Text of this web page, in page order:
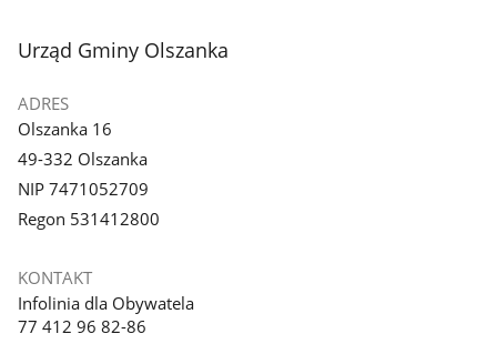
stopka
Urząd Gminy Olszanka
ADRES
Olszanka 16
49-332 Olszanka
NIP 7471052709
Regon 531412800
KONTAKT
Infolinia dla Obywatela
77 412 96 82-86